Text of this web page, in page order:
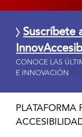
Suscríbete
CONOCE LAS
E INNOVACIÓN
PLATAFORMA